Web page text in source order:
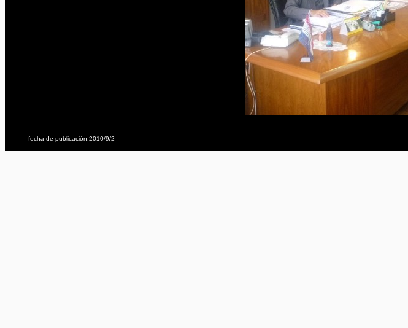
fecha de publicación:2010/9/2